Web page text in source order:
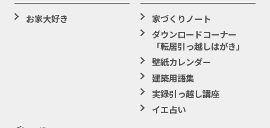
お家大好き
家づくりノート
ダウンロードコーナー
「転居引っ越しはがき」
壁紙カレンダー
建築用語集
実録引っ越し講座
イエ占い